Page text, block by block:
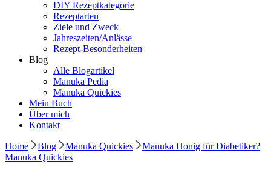
DIY Rezeptkategorie
Rezeptarten
Ziele und Zweck
Jahreszeiten/Anlässe
Rezept-Besonderheiten
Blog
Alle Blogartikel
Manuka Pedia
Manuka Quickies
Mein Buch
Über mich
Kontakt
Home Blog Manuka Quickies
Manuka Honig für Diabetiker?
Manuka Quickies